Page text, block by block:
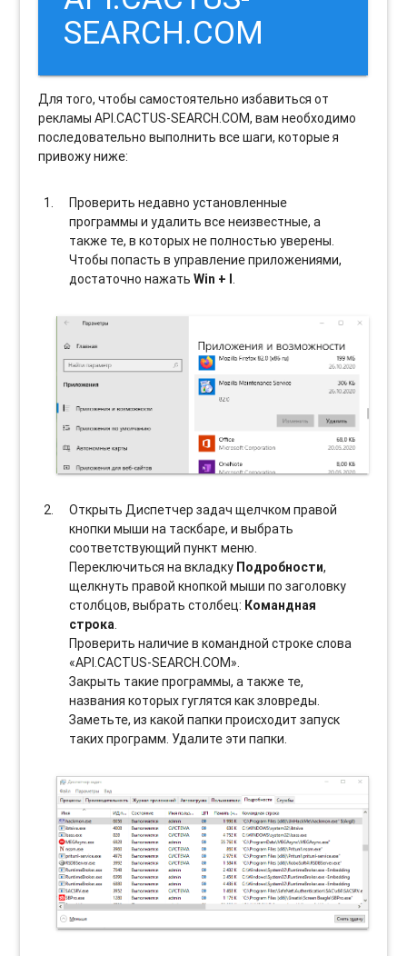
SEARCH.COM
Для того, чтобы самостоятельно избавиться от
рекламы API.CACTUS-SEARCH.COM, вам необходимо
последовательно выполнить все шаги, которые я
привожу ниже:
Проверить недавно установленные
программы и удалить все неизвестные, а
также те, в которых не полностью уверены.
Чтобы попасть в управление приложениями,
достаточно нажатьWin + I.
Открыть Диспетчер задач щелчком правой
кнопки мыши на таскбаре, и выбрать
соотвeтствующий пункт меню.
Переключиться на вкладку Подробности,
щелкнуть правой кнопкой мыши по заголовку
столбцов, выбрать столбец: Командная
строка.
Проверить наличие в командной строке слова
«API.CACTUS-SEARCH.COM».
Закрыть такие программы, а также те,
названия которых гуглятся как зловреды.
Заметьте, из какой папки происходит запуск
таких программ. Удалите эти папки.